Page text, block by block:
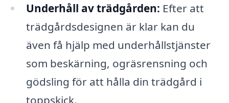
Underhåll av trädgården: Efter att
trädgårdsdesignen är klar kan du
även få hjälp med underhållstjänster
som beskärning, ogräsrensning och
gödsling för att hålla din trädgård i
toppskick.